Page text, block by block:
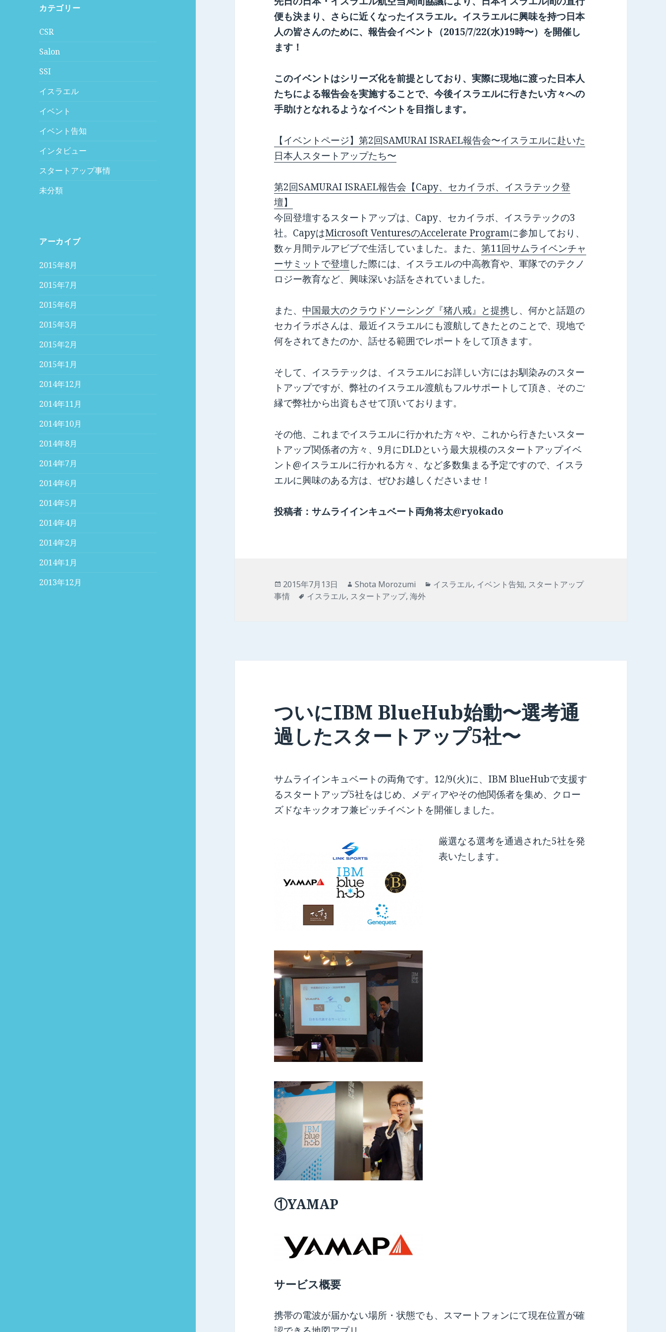
カテゴリー
CSR
Salon
SSI
イスラエル
イベント
イベント告知
インタビュー
スタートアップ事情
未分類
アーカイブ
2015年8月
2015年7月
2015年6月
2015年3月
2015年2月
2015年1月
2014年12月
2014年11月
2014年10月
2014年8月
2014年7月
2014年6月
2014年5月
2014年4月
2014年2月
2014年1月
2013年12月
便も決まり、さらに近くなったイスラエル。イスラエルに興味を持つ日本
人の皆さんのために、報告会イベント（2015/7/22(水)19時〜）を開催し
ます！
このイベントはシリーズ化を前提としており、実際に現地に渡った日本人
たちによる報告会を実施することで、今後イスラエルに行きたい方々への
手助けとなれるようなイベントを目指します。
【イベントページ】第2回SAMURAI ISRAEL報告会〜イスラエルに赴いた
日本人スタートアップたち〜
第2回SAMURAI ISRAEL報告会【Capy、セカイラボ、イスラテック登
壇】
今回登壇するスタートアップは、Capy、セカイラボ、イスラテックの3
社。CapyはMicrosoft VenturesのAccelerate Programに参加しており、
数ヶ月間テルアビブで生活していました。また、第11回サムライベンチャ
ーサミットで登壇した際には、イスラエルの中高教育や、軍隊でのテクノ
ロジー教育など、興味深いお話をされていました。
また、 中国最大のクラウドソーシング『猪八戒』と提携し、何かと話題の
セカイラボさんは、最近イスラエルにも渡航してきたとのことで、現地で
何をされてきたのか、話せる範囲でレポートをして頂きます。
そして、イスラテックは、イスラエルにお詳しい方にはお馴染みのスター
トアップですが、弊社のイスラエル渡航もフルサポートして頂き、そのご
縁で弊社から出資もさせて頂いております。
その他、これまでイスラエルに行かれた方々や、これから行きたいスター
トアップ関係者の方々、9月にDLDという最大規模のスタートアップイベ
ント@イスラエルに行かれる方々、など多数集まる予定ですので、イスラ
エルに興味のある方は、ぜひお越しくださいませ！
投稿者：サムライインキュベート両角将太@ryokado
投
稿
2015年7月13日
作
成
Shota Morozumi
カ
イスラエル, イベント告知, スタートアップ
事情
タ
イスラエル, スタートアップ,海外
ついにIBM BlueHub始動〜選考通
過したスタートアップ5社〜
サムライインキュベートの両角です。12/9(火)に、IBM BlueHubで支援す
るスタートアップ5社をはじめ、メディアやその他関係者を集め、クロー
ズドなキックオフ兼ピッチイベントを開催しました。
厳選なる選考を通過された5社を発
表いたします。
①YAMAP
サービス概要
携帯の電波が届かない場所・状態でも、スマートフォンにて現在位置が確